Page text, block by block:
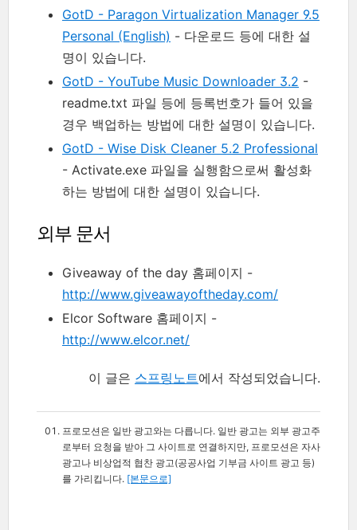
GotD - Paragon Virtualization Manager 9.5
Personal (English) - 다운로드 등에 대한 설
명이 있습니다.
GotD - YouTube Music Downloader 3.2 -
readme.txt 파일 등에 등록번호가 들어 있을
경우 백업하는 방법에 대한 설명이 있습니다.
GotD - Wise Disk Cleaner 5.2 Professional
- Activate.exe 파일을 실행함으로써 활성화
하는 방법에 대한 설명이 있습니다.
외부 문서
Giveaway of the day 홈페이지 -
http://www.giveawayoftheday.com/
Elcor Software 홈페이지 -
http://www.elcor.net/
이 글은 스프링노트에서 작성되었습니다.
프로모션은 일반 광고와는 다릅니다. 일반 광고는 외부 광고주
로부터 요청을 받아 그 사이트로 연결하지만, 프로모션은 자사
광고나 비상업적 협찬 광고(공공사업 기부금 사이트 광고 등)
를 가리킵니다. [본문으로]